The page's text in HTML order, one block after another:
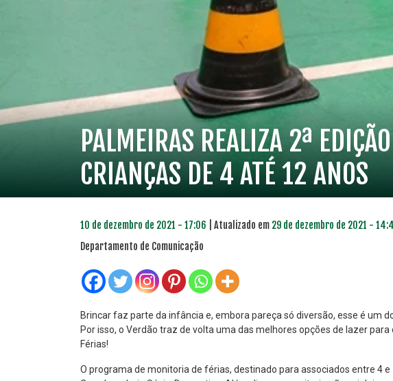
PALMEIRAS REALIZA 2ª
CRIANÇAS DE 4 ATÉ 12 ANOS
10 de dezembro de 2021 - 17:06 | Atualizado em 29 de dezembro de 2021 -
Departamento de Comunicação
Brincar faz parte da infância e, embora pareça só diversão, esse é um
Por isso, o Verdão traz de volta uma das melhores opções de lazer
Férias!
O programa de monitoria de férias, destinado para associados entre 4
PLANO PRATA
R$46,04 R$23,01